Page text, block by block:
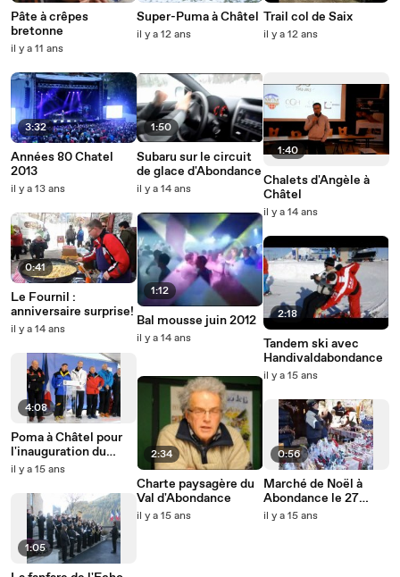
Pâte à crêpes
bretonne
il y a 11 ans
3:32
Années 80 Chatel
2013
il y a 13 ans
0:41
Le Fournil :
anniversaire surprise!
il y a 14 ans
4:08
Poma à Châtel pour
l'inauguration du
télésiège des
il y a 15 ans
1:05
Super-Puma à Châtel
il y a 12 ans
1:50
Subaru sur le circuit
de glace d'Abondance
il y a 14 ans
1:12
Bal mousse juin 2012
il y a 14 ans
2:34
Charte paysagère du
Val d'Abondance
il y a 15 ans
Trail col de Saix
il y a 12 ans
1:40
Chalets d'Angèle à
Châtel
il y a 14 ans
2:18
Tandem ski avec
Handivaldabondance
il y a 15 ans
0:56
Marché de Noël à
Abondance le 27
novembre 2011
il y a 15 ans